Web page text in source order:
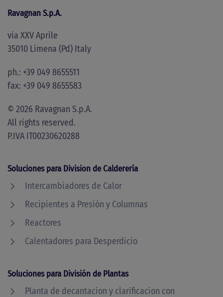
Ravagnan S.p.A.
via XXV Aprile
35010 Limena (Pd) Italy
ph.: +39 049 8655511
fax: +39 049 8655583
© 2026 Ravagnan S.p.A.
All rights reserved.
P.IVA IT00230620288
Soluciones para Division de Calderería
Intercambiadores de Calor
Recipientes a Presión y Columnas
Reactores
Calentadores para Desperdicio
Soluciones para División de Plantas
Planta de decantacion y clarificacion con